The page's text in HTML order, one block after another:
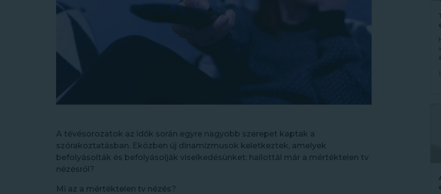
A tévésorozatok az idők során egyre nagyobb szerepet kaptak a
szórakoztatásban. Eközben új dinamizmusok keletkeztek, amelyek
befolyásolták és befolyásolják viselkedésünket: hallottál már a mértéktelen tv
nézésről?
Mi az a mértéktelen tv nézés?